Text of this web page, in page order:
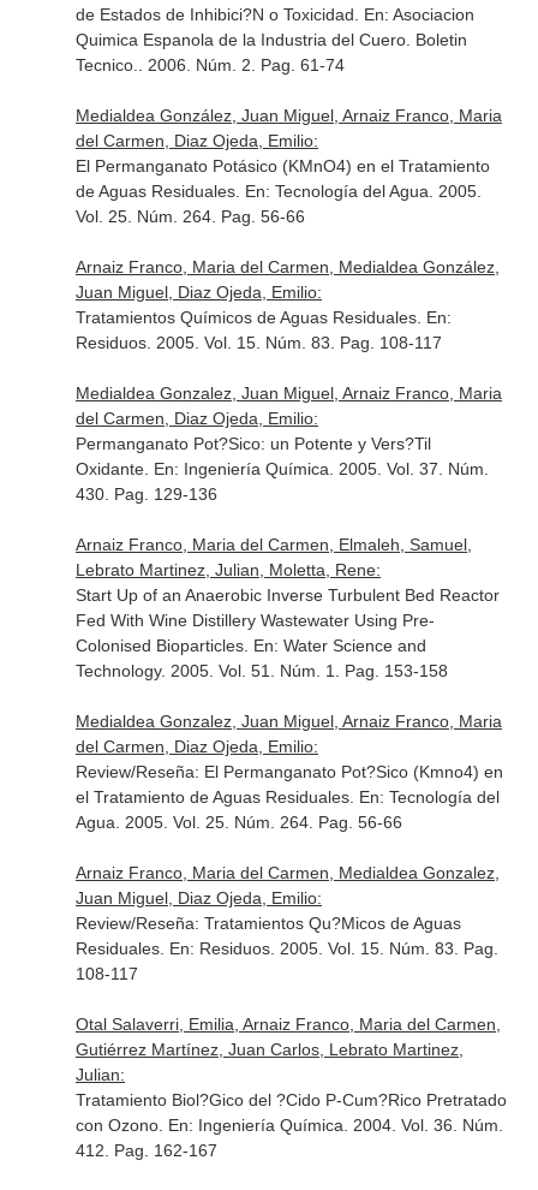
de Estados de Inhibici?N o Toxicidad. En: Asociacion
Quimica Espanola de la Industria del Cuero. Boletin
Tecnico.
. 2006. Núm. 2. Pag. 61-74
Medialdea González, Juan Miguel, Arnaiz Franco, Maria
del Carmen, Diaz Ojeda, Emilio:
El Permanganato Potásico (KMnO4) en el Tratamiento
de Aguas Residuales. En: Tecnología del Agua . 2005.
Vol. 25. Núm. 264. Pag. 56-66
Arnaiz Franco, Maria del Carmen, Medialdea González,
Juan Miguel, Diaz Ojeda, Emilio:
Tratamientos Químicos de Aguas Residuales. En:
Residuos. 2005. Vol. 15. Núm. 83. Pag. 108-117
Medialdea Gonzalez, Juan Miguel, Arnaiz Franco, Maria
del Carmen, Diaz Ojeda, Emilio:
Permanganato Pot?Sico: un Potente y Vers?Til
Oxidante. En: Ingeniería Química . 2005. Vol. 37. Núm.
430. Pag. 129-136
Arnaiz Franco, Maria del Carmen, Elmaleh, Samuel,
Lebrato Martinez, Julian, Moletta, Rene:
Start Up of an Anaerobic Inverse Turbulent Bed Reactor
Fed With Wine Distillery Wastewater Using Pre-
Colonised Bioparticles. En: Water Science and
Technology. 2005. Vol. 51. Núm. 1. Pag. 153-158
Medialdea Gonzalez, Juan Miguel, Arnaiz Franco, Maria
del Carmen, Diaz Ojeda, Emilio:
Review/Reseña: El Permanganato Pot?Sico (Kmno4) en
el Tratamiento de Aguas Residuales. En: Tecnología del
Agua . 2005. Vol. 25. Núm. 264. Pag. 56-66
Arnaiz Franco, Maria del Carmen, Medialdea Gonzalez,
Juan Miguel, Diaz Ojeda, Emilio:
Review/Reseña: Tratamientos Qu?Micos de Aguas
Residuales. En: Residuos. 2005. Vol. 15. Núm. 83. Pag.
108-117
Otal Salaverri, Emilia, Arnaiz Franco, Maria del Carmen,
Gutiérrez Martínez, Juan Carlos, Lebrato Martinez,
Julian:
Tratamiento Biol?Gico del ?Cido P-Cum?Rico Pretratado
con Ozono. En: Ingeniería Química . 2004. Vol. 36. Núm.
412. Pag. 162-167